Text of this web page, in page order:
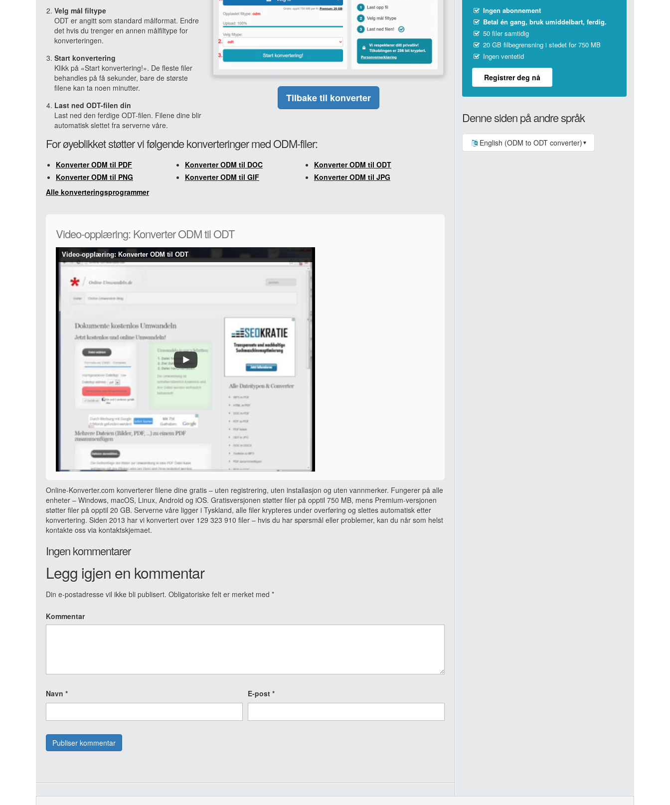
Velg mål filtype
ODT er angitt som standard målformat. Endre
det hvis du trenger en annen målfiltype for
konverteringen.
Start konvertering
Klikk på «Start konvertering!». De fleste filer
behandles på få sekunder, bare de største
filene kan ta noen minutter.
Last ned ODT-filen din
Last ned den ferdige ODT-filen. Filene dine blir
automatisk slettet fra serverne våre.
Tilbake til konverter
For øyeblikket støtter vi følgende konverteringer med ODM-filer:
Konverter ODM til PDF Konverter ODM til DOC
Konverter ODM til ODT
Konverter ODM til PNG
Konverter ODM til GIF
Konverter ODM til JPG
Alle konverteringsprogrammer
Video-opplæring: Konverter ODM til ODT
Video-opplæring: Konverter ODM til ODT
Online-Konverter.com konverterer filene dine gratis – uten registrering, uten installasjon og uten vannmerker. Fungerer på alle
enheter – Windows, macOS, Linux, Android og iOS. Gratisversjonen støtter filer på opptil 750 MB, mens Premium-versjonen
støtter filer på opptil 20 GB. Serverne våre ligger i Tyskland, alle filer krypteres under overføring og slettes automatisk etter
konvertering. Siden 2013 har vi konvertert over 129 323 910 filer – hvis du har spørsmål eller problemer, kan du når som helst
kontakte oss via kontaktskjemaet.
Ingen kommentarer
Legg igjen en kommentar
Din e-postadresse vil ikke bli publisert. Obligatoriske felt er merket med *
Kommentar
Navn * E-post *
Ingen abonnement
Betal én gang, bruk umiddelbart, ferdig.
50 filer samtidig
20 GB filbegrensning i stedet for 750 MB
Ingen ventetid
Registrer deg nå
Denne siden på andre språk
English (ODM to ODT converter) ▼